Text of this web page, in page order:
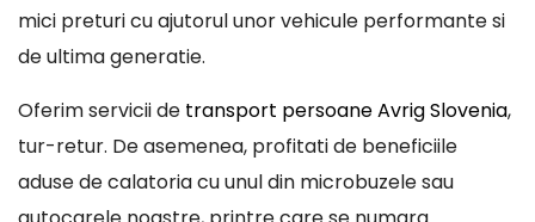
mici preturi cu ajutorul unor vehicule performante si
de ultima generatie.
Oferim servicii de transport persoane Avrig Slovenia,
tur-retur. De asemenea, profitati de beneficiile
aduse de calatoria cu unul din microbuzele sau